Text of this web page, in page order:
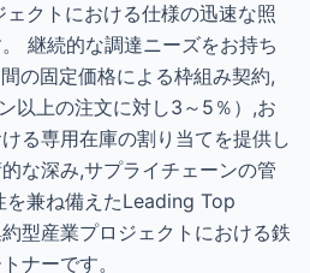
クトにおける仕様の迅速な照
継続的な調達ニーズをお持ち
の固定価格による枠組み契約,
以上の注文に対し3～5％）,お
る専用在庫の割り当てを提供し
な深み,サプライチェーンの管
を兼ね備えたLeading Top
型産業プロジェクトにおける鉄
ナーです。